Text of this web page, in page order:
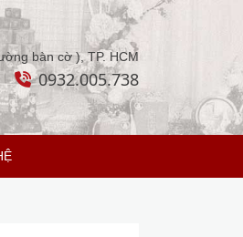
bàn cờ ), TP. HCM
0932.005.738